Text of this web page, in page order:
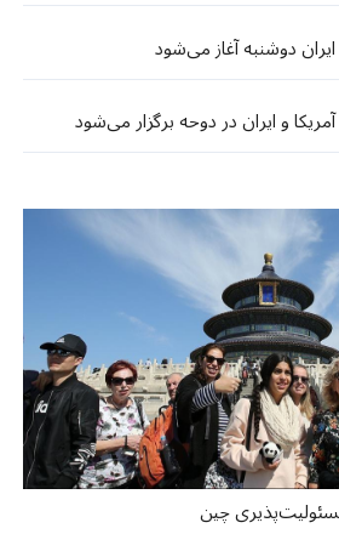
دوشنبه آغاز می‌شود
و ایران در دوحه برگزار می‌شود
چین